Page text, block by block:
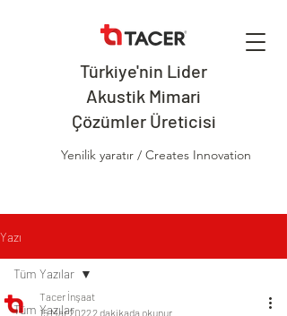
Türkiye'nin Lider
Akustik Mimari
Çözümler Üreticisi
Yenilik yaratır / Creates Innovation
Yazı
Tüm Yazılar
Tüm Yazılar
Tacer İnşaat
15 Mar 20222 dakikada okunur